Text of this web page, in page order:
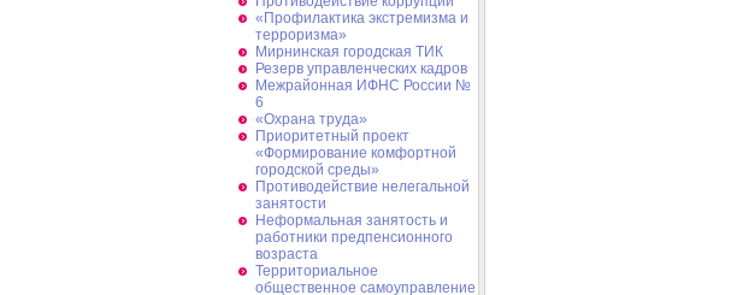
«Профилактика экстремизма и
терроризма»
Мирнинская городская ТИК
Резерв управленческих кадров
Межрайонная ИФНС России №
6
«Охрана труда»
Приоритетный проект
«Формирование комфортной
городской среды»
Противодействие нелегальной
занятости
Неформальная занятость и
работники предпенсионного
возраста
Территориальное
общественное самоуправление